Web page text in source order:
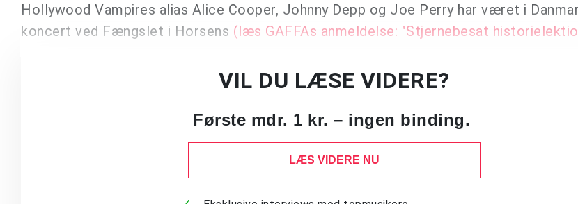
Hollywood Vampires alias Alice Cooper, Johnny Depp og Joe Perry har været i
koncert ved Fængslet i Horsens (læs GAFFAs anmeldelse: "Stjernebesat
VIL DU LÆSE VIDERE?
Første mdr. 1 kr. – ingen binding.
LÆS VIDERE NU